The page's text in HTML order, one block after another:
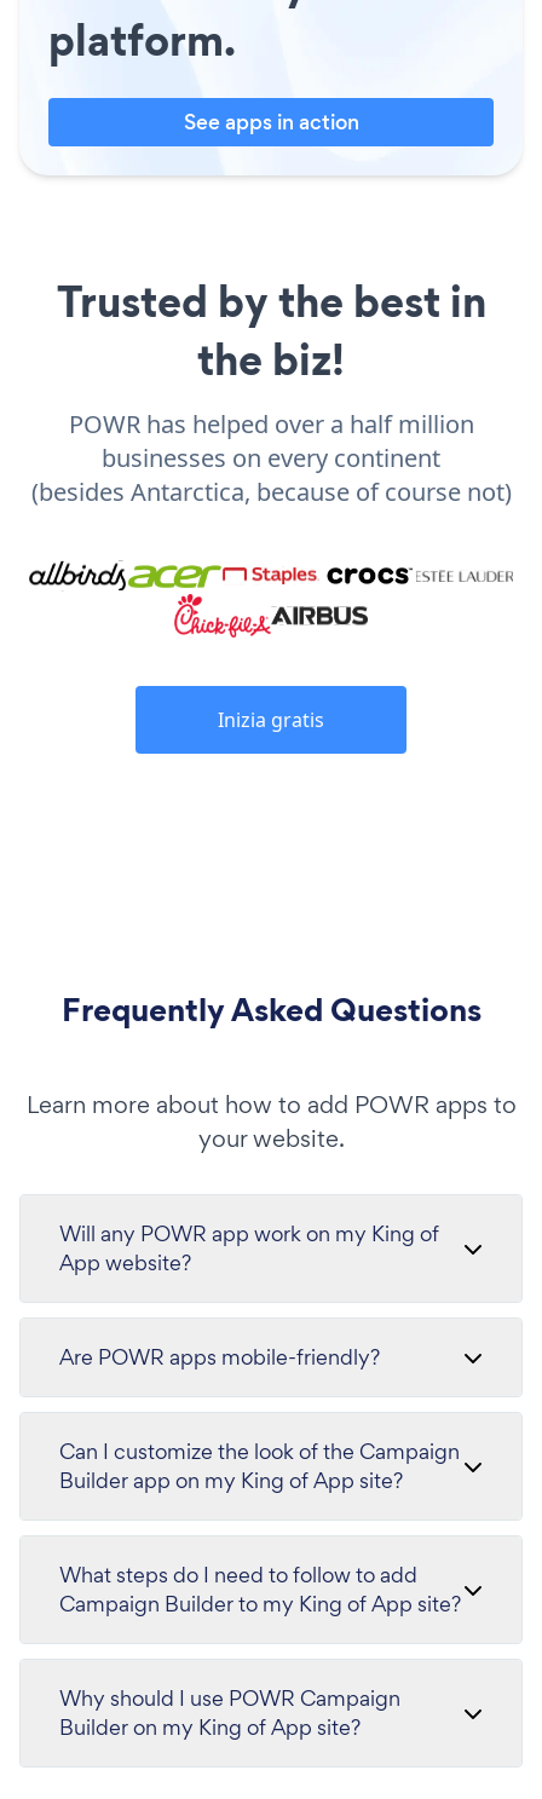
platform.
See apps in action
Trusted by the best in
the biz!
POWR has helped over a half million
businesses on every continent
(besides Antarctica, because of course not)
Inizia gratis
Frequently Asked Questions
Learn more about how to add POWR apps to
your website.
Will any POWR app work on my King of
App website?
Are POWR apps mobile-friendly?
Can I customize the look of the Campaign
Builder app on my King of App site?
What steps do I need to follow to add
Campaign Builder to my King of App site?
Why should I use POWR Campaign
Builder on my King of App site?